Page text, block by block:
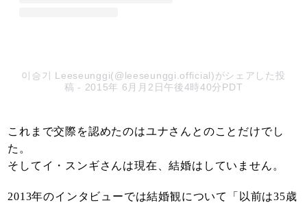
이승기 Leeseunggi(@leeseunggi.official)がシェアした投
稿 - 2015年 6月月2日午後4時40分PDT
これまで交際を認めたのはユナさんとのことだけでし
た。
そしてイ・スンギさんは現在、結婚はしていません。
2013年のインタビューでは結婚観について「以前は35歳